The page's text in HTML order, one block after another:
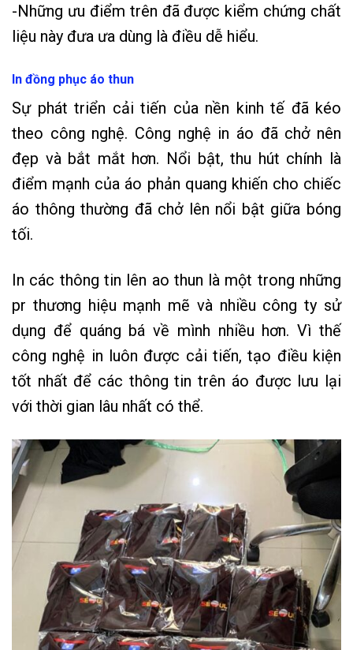
-Những ưu điểm trên đã được kiểm chứng chất
liệu này đưa ưa dùng là điều dễ hiểu.
In đồng phục áo thun
Sự phát triển cải tiến của nền kinh tế đã kéo
theo công nghệ. Công nghệ in áo đã chở nên
đẹp và bắt mắt hơn. Nổi bật, thu hút chính là
điểm mạnh của áo phản quang khiến cho chiếc
áo thông thường đã chở lên nổi bật giữa bóng
tối.
In các thông tin lên ao thun là một trong những
pr thương hiệu mạnh mẽ và nhiều công ty sử
dụng để quáng bá về mình nhiều hơn. Vì thế
công nghệ in luôn được cải tiến, tạo điều kiện
tốt nhất để các thông tin trên áo được lưu lại
với thời gian lâu nhất có thể.